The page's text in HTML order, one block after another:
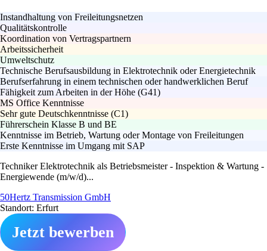
Instandhaltung von Freileitungsnetzen
Qualitätskontrolle
Koordination von Vertragspartnern
Arbeitssicherheit
Umweltschutz
Technische Berufsausbildung in Elektrotechnik oder Energietechnik
Berufserfahrung in einem technischen oder handwerklichen Beruf
Fähigkeit zum Arbeiten in der Höhe (G41)
MS Office Kenntnisse
Sehr gute Deutschkenntnisse (C1)
Führerschein Klasse B und BE
Kenntnisse im Betrieb, Wartung oder Montage von Freileitungen
Erste Kenntnisse im Umgang mit SAP
Techniker Elektrotechnik als Betriebsmeister - Inspektion & Wartung -
Energiewende (m/w/d)...
50Hertz Transmission GmbH
Standort: Erfurt
Jetzt bewerben